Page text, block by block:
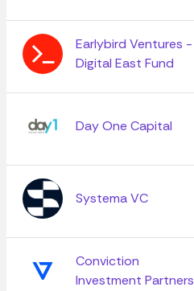
Earlybird Ventures -
Digital East Fund
Day One Capital
Systema VC
Conviction
Investment Partners